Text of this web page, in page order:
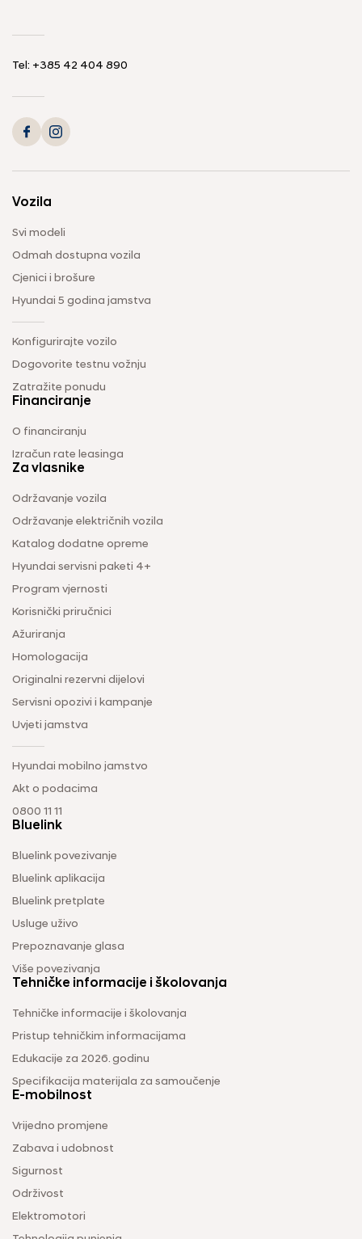
Tel: +385 42 404 890
Vozila
Svi modeli
Odmah dostupna vozila
Cjenici i brošure
Hyundai 5 godina jamstva
Konfigurirajte vozilo
Dogovorite testnu vožnju
Zatražite ponudu
Financiranje
O financiranju
Izračun rate leasinga
Za vlasnike
Održavanje vozila
Održavanje električnih vozila
Katalog dodatne opreme
Hyundai servisni paketi 4+
Program vjernosti
Korisnički priručnici
Ažuriranja
Homologacija
Originalni rezervni dijelovi
Servisni opozivi i kampanje
Uvjeti jamstva
Hyundai mobilno jamstvo
Akt o podacima
0800 11 11
Bluelink
Bluelink povezivanje
Bluelink aplikacija
Bluelink pretplate
Usluge uživo
Prepoznavanje glasa
Više povezivanja
Tehničke informacije i školovanja
Tehničke informacije i školovanja
Pristup tehničkim informacijama
Edukacije za 2026. godinu
Specifikacija materijala za samoučenje
E-mobilnost
Vrijedno promjene
Zabava i udobnost
Sigurnost
Održivost
Elektromotori